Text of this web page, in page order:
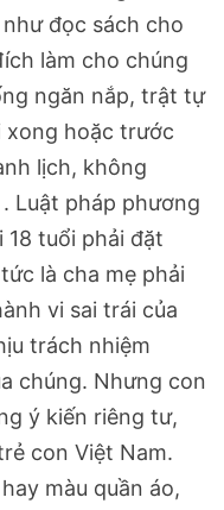
đọc sách cho
làm cho chúng
ngăn nắp, trật tự
xong hoặc trước
lịch, không
Luật pháp phương
tuổi phải đặt
là cha mẹ phải
vi sai trái của
trách nhiệm
chúng. Nhưng con
ý kiến riêng tư,
con Việt Nam.
màu quần áo,